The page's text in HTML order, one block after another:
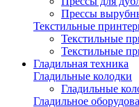
Прессы
Текстильные
Текстильные
Текстильные
Гладильная техника
Гладильные колодки
Гладильные
Гладильное